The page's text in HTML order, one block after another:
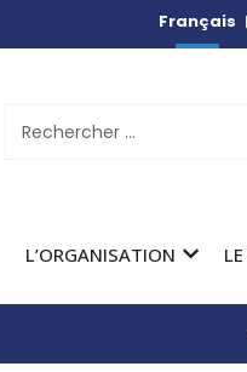
Français
L’ORGANISATION